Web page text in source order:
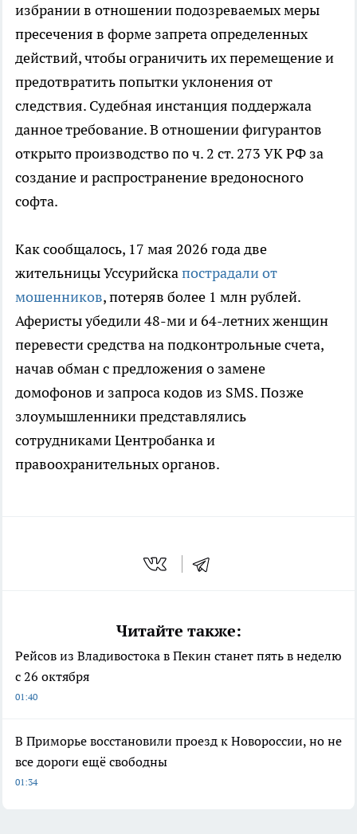
избрании в отношении подозреваемых меры
пресечения в форме запрета определенных
действий, чтобы ограничить их перемещение и
предотвратить попытки уклонения от
следствия. Судебная инстанция поддержала
данное требование. В отношении фигурантов
открыто производство по ч. 2 ст. 273 УК РФ за
создание и распространение вредоносного
софта.
Как сообщалось, 17 мая 2026 года две
жительницы Уссурийскапострадали от
мошенников, потеряв более 1 млн рублей.
Аферисты убедили 48-ми и 64-летних женщин
перевести средства на подконтрольные счета,
начав обман с предложения о замене
домофонов и запроса кодов из SMS. Позже
злоумышленники представлялись
сотрудниками Центробанка и
правоохранительных органов.
Читайте также:
Рейсов из Владивостока в Пекин станет пять в неделю
с 26 октября
01:40
В Приморье восстановили проезд к Новороссии, но не
все дороги ещё свободны
01:34